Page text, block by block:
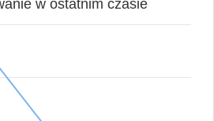
w ostatnim czasie